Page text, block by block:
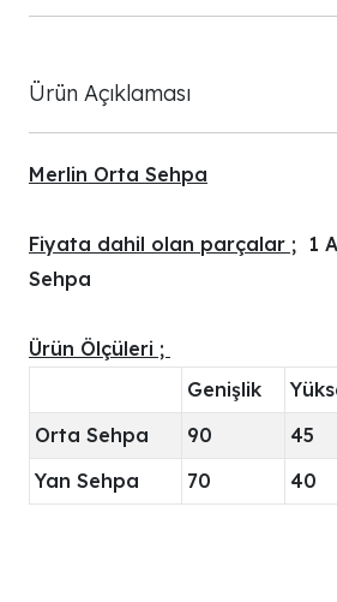
Ürün Açıklaması
Merlin Orta Sehpa
Fiyata dahil olan parçalar ; 1
Sehpa
Ürün Ölçüleri ;
Genişlik
Orta Sehpa
90 45
Yan Sehpa
70 40